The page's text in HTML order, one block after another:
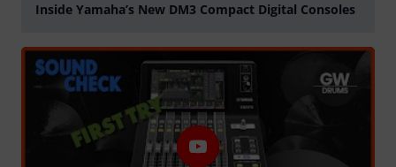
Inside Yamaha’s New DM3 Compact Digital Consoles